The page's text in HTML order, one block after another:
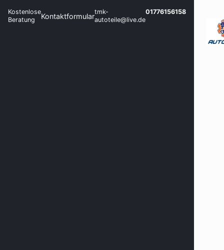
Kostenlose
Beratung
Kontaktformulartmk-
autoteile@live.de
01776156158